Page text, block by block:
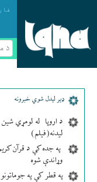
د
ډير لیدل شوي خبرونه
د اروپا له لومړي
لیدنه(فیلم)
په جده کې د قرآن
وړاندې شوه
په قطر کې په